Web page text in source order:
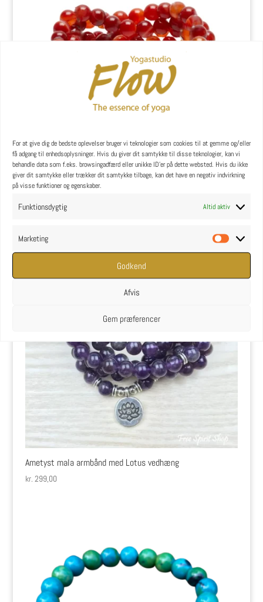
For at give dig de bedste oplevelser bruger vi teknologier som cookies til at gemme og/eller
få adgang til enhedsoplysninger. Hvis du giver dit samtykke til disse teknologier, kan vi
behandle data som f.eks. browsingadfærd eller unikke ID'er på dette websted. Hvis du ikke
giver dit samtykke eller trækker dit samtykke tilbage, kan det have en negativ indvirkning
på visse funktioner og egenskaber.
Funktionsdygtig Altid aktiv
Marketing
Godkend
Afvis
Gem præferencer
“Sensuality” Mala – 108 karneol krystaller
kr.349,00
Ametyst mala armbånd med Lotus vedhæng
kr. 299,00